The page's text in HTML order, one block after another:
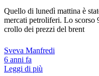
Quello di lunedì mattina è
mercati petroliferi. Lo scorso
crollo dei prezzi del brent
Sveva Manfredi
6 anni fa
Leggi di più